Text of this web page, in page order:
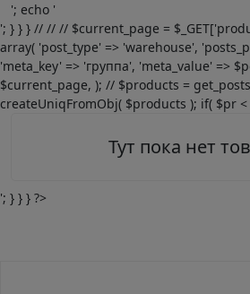
'; echo '
'; } } } // // // $current_page =
array( 'post_type' => 'warehouse',
'meta_key' => 'группа', 'meta_value' =>
$current_page, ); // $products =
createUniqFromObj( $products ); if( $pr <
Тут пока нет
'; } } } ?>